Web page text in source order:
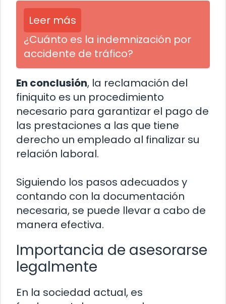
Leer más
¿Cuánto es la indemnización por
accidente de tráfico?
En conclusión, la reclamación del
finiquito es un procedimiento
necesario para garantizar el pago de
las prestaciones a las que tiene
derecho un empleado al finalizar su
relación laboral.
Siguiendo los pasos adecuados y
contando con la documentación
necesaria, se puede llevar a cabo de
manera efectiva.
Importancia de asesorarse
legalmente
En la sociedad actual, es